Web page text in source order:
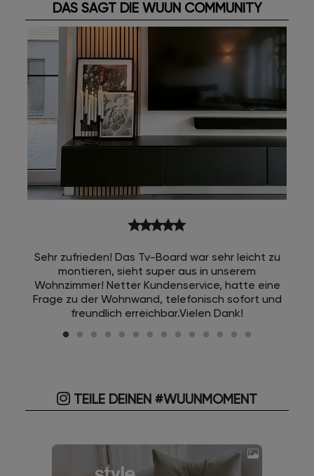
DAS SAGT DIE WUUN COMMUNITY
starstarstarstarstar
Sehr zufrieden! Das Tv-Board war sehr leicht zu
montieren, sieht super aus in unserem
Wohnzimmer! Netter Kundenservice, hatte eine
Frage zu der Wohnwand, telefonisch sofort und
freundlich erreichbar.Vielen Dank!
TEILE DEINEN #WUUNMOMENT